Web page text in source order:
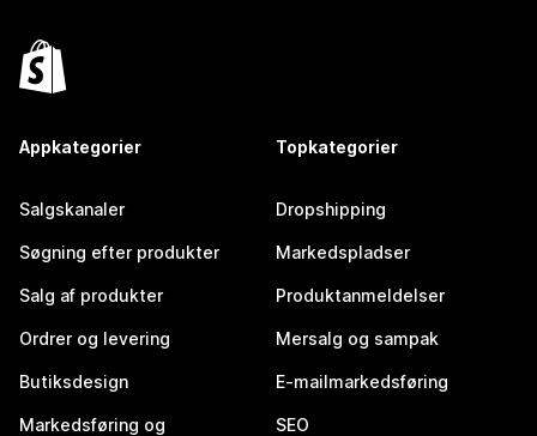
Appkategorier
Salgskanaler
Søgning efter produkter
Salg af produkter
Ordrer og levering
Butiksdesign
Markedsføring og
Topkategorier
Dropshipping
Markedspladser
Produktanmeldelser
Mersalg og sampak
E-mailmarkedsføring
SEO